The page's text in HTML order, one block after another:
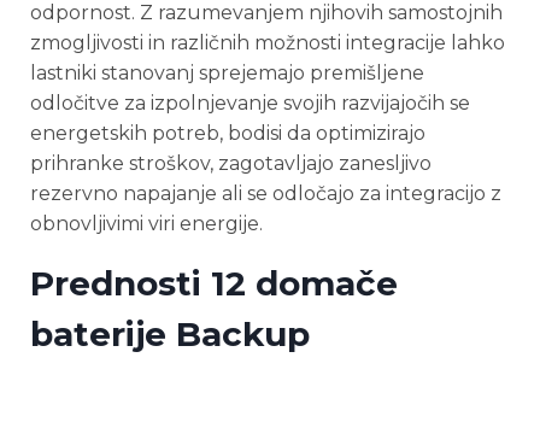
odpornost. Z razumevanjem njihovih samostojnih
zmogljivosti in različnih možnosti integracije lahko
lastniki stanovanj sprejemajo premišljene
odločitve za izpolnjevanje svojih razvijajočih se
energetskih potreb, bodisi da optimizirajo
prihranke stroškov, zagotavljajo zanesljivo
rezervno napajanje ali se odločajo za integracijo z
obnovljivimi viri energije.
Prednosti 12 domače
baterije Backup